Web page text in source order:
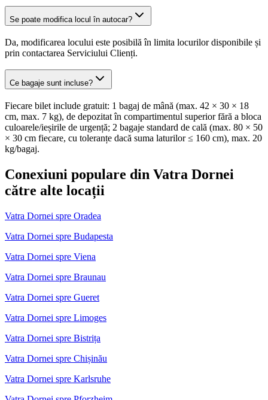
Se poate modifica locul în autocar?
Da, modificarea locului este posibilă în limita locurilor disponibile și
prin contactarea Serviciului Clienți.
Ce bagaje sunt incluse?
Fiecare bilet include gratuit: 1 bagaj de mână (max. 42 × 30 × 18
cm, max. 7 kg), de depozitat în compartimentul superior fără a bloca
culoarele/ieșirile de urgență; 2 bagaje standard de cală (max. 80 × 50
× 30 cm fiecare, cu toleranțe dacă suma laturilor ≤ 160 cm), max. 20
kg/bagaj.
Conexiuni populare din Vatra Dornei
către alte locații
Vatra Dornei spre Oradea
Vatra Dornei spre Budapesta
Vatra Dornei spre Viena
Vatra Dornei spre Braunau
Vatra Dornei spre Gueret
Vatra Dornei spre Limoges
Vatra Dornei spre Bistrița
Vatra Dornei spre Chișinău
Vatra Dornei spre Karlsruhe